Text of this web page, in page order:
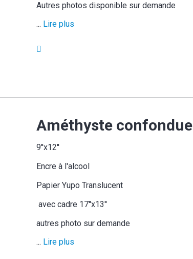
Autres photos disponible sur demande
... Lire plus
Améthyste confondue
9''x12''
Encre à l'alcool
Papier Yupo Translucent
avec cadre 17''x13''
autres photo sur demande
... Lire plus